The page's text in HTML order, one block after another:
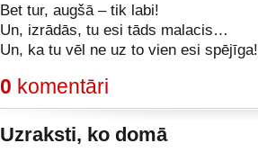
Bet tur, augšā – tik labi!
Un, izrādās, tu esi tāds malacis…
Un, ka tu vēl ne uz to vien esi spējīga!
0 komentāri
Uzraksti, ko domā